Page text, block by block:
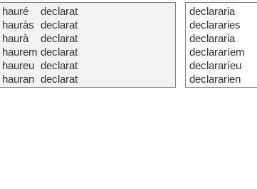
hauré
hauràs
haurà
haurem
haureu
hauran
declarat
declarat
declarat
declarat
declarat
declarat
declararia
declararies
declararia
declararíem
declararíeu
declararien